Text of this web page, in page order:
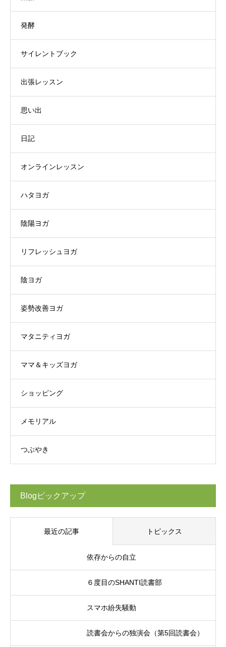
発酵
サイレントブック
出張レッスン
思い出
日記
オンラインレッスン
ハタヨガ
陰陽ヨガ
リフレッシュヨガ
陰ヨガ
姿勢改善ヨガ
マタニティヨガ
ママ＆キッズヨガ
ショッピング
メモリアル
つぶやき
Blogピックアップ
最近の記事 トピックス
依存からの自立
６度目のSHANTI読書部
スマホ紛失騒動
読書会からの独演会（第5回読書会）